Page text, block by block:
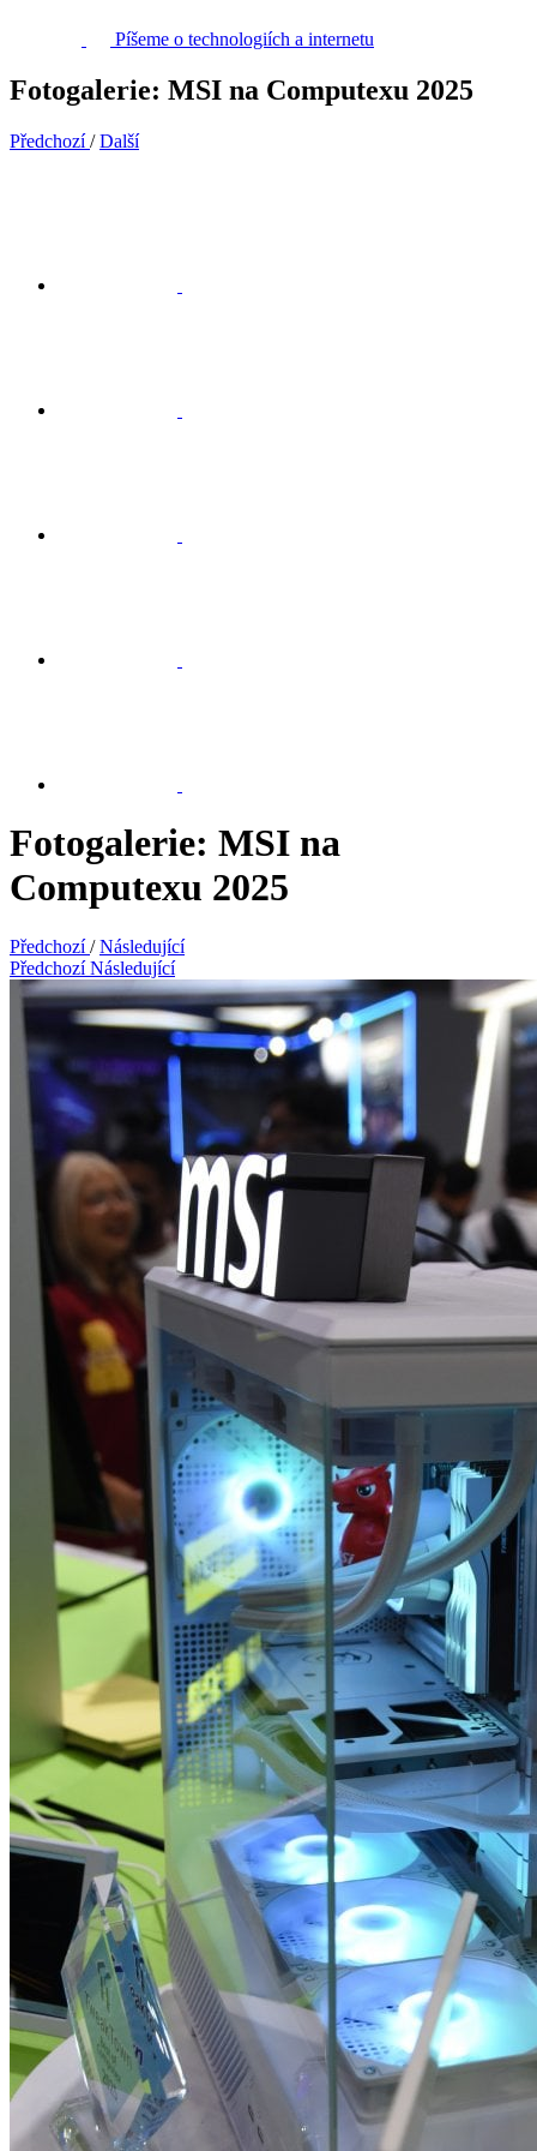
Píšeme o technologiích a internetu
Fotogalerie: MSI na Computexu 2025
Předchozí / Další
Fotogalerie: MSI na
Computexu 2025
Předchozí / Následující
Předchozí Následující